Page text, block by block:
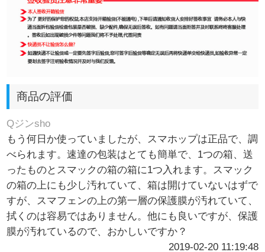
商品の評価
Qジンsho
もう何日か使っていましたが、スマホップは正品で、調
べられます。速達の包装はとても簡単で、1つの箱、送
ったものとスマックの箱の箱に1つ入れます。スマック
の箱の上にも少し汚れていて、箱は開けていないはずで
すが、スマフェンの上の第一層の保護膜が汚れていて、
拭くのは容易ではありません。他にも良いですが、保護
膜が汚れているので、おかしいですか？
2019-02-20 11:19:48